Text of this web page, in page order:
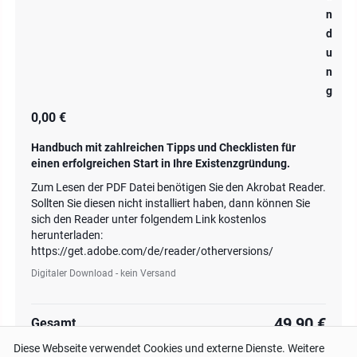
n
d
u
n
g
0,00 €
Handbuch mit zahlreichen Tipps und Checklisten für
einen erfolgreichen Start in Ihre Existenzgründung.
Zum Lesen der PDF Datei benötigen Sie den Akrobat Reader.
Sollten Sie diesen nicht installiert haben, dann können Sie
sich den Reader unter folgendem Link kostenlos
herunterladen:
https://get.adobe.com/de/reader/otherversions/
Digitaler Download - kein Versand
Gesamt 49,90 €